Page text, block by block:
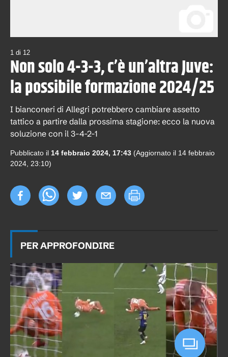
1 di 12
Non solo 4-3-3, c’è un’altra Juve:
la possibile formazione 2024/25
I bianconeri di Allegri potrebbero cambiare assetto
tattico a partire dalla prossima stagione: ecco la nuova
soluzione con il 3-4-2-1
Pubblicato il 14 febbraio 2024, 17:43 (Aggiornato il 14 febbraio
2024, 23:10)
PER APPROFONDIRE